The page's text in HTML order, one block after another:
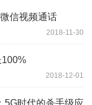
信视频通话
2018-11-30
2018-12-01